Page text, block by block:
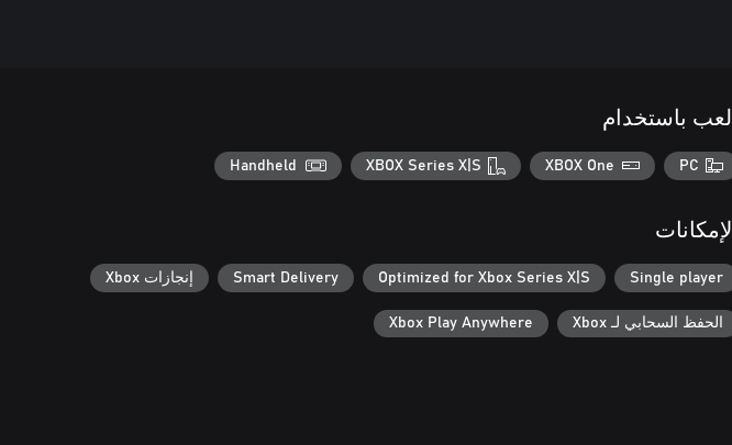
العب باستخدام
PC
XBOX One
XBOX Series X|S
Handheld
الإمكانات
Single player
Optimized for Xbox Series X|S
Smart Delivery إنجازات Xbox
الحفظ السحابي لـ Xbox Xbox Play Anywhere